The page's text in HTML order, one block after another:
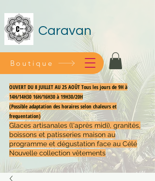
Caravan
OUVERT DU 8 JUILLET AU 25 AOÛT Tous les jours de 9H à
14H/14H30 16H/16H30 à 19H30/20H
(Possible adaptation des horaires selon chaleurs et
frequentation)
Glaces artisanales (l'après midi), granités,
boissons et patisseries maison au
programme et dégustation face au Célé
Nouvelle collection vêtements
Boutique